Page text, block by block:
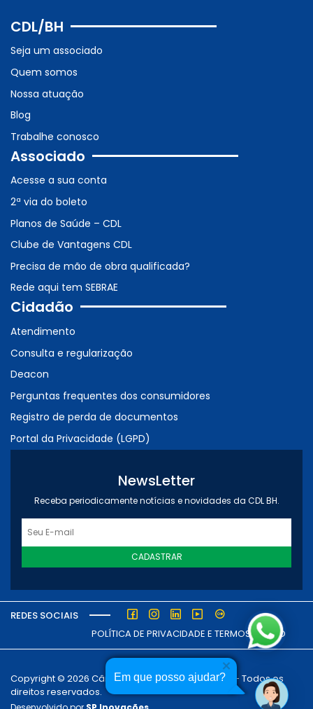
Em que posso ajudar?
CDL/BH
Seja um associado
Quem somos
Nossa atuação
Blog
Trabalhe conosco
Associado
Acesse a sua conta
2ª via do boleto
Planos de Saúde – CDL
Clube de Vantagens CDL
Precisa de mão de obra qualificada?
Rede aqui tem SEBRAE
Cidadão
Atendimento
Consulta e regularização
Deacon
Perguntas frequentes dos consumidores
Registro de perda de documentos
Portal da Privacidade (LGPD)
NewsLetter
Receba periodicamente notícias e novidades da CDL BH.
CADASTRAR
REDES SOCIAIS
POLÍTICA DE PRIVACIDADE E TERMOS DE USO
Copyright © 2026 Câmara dos Dirigentes Lojistas - Todos os
direitos reservados.